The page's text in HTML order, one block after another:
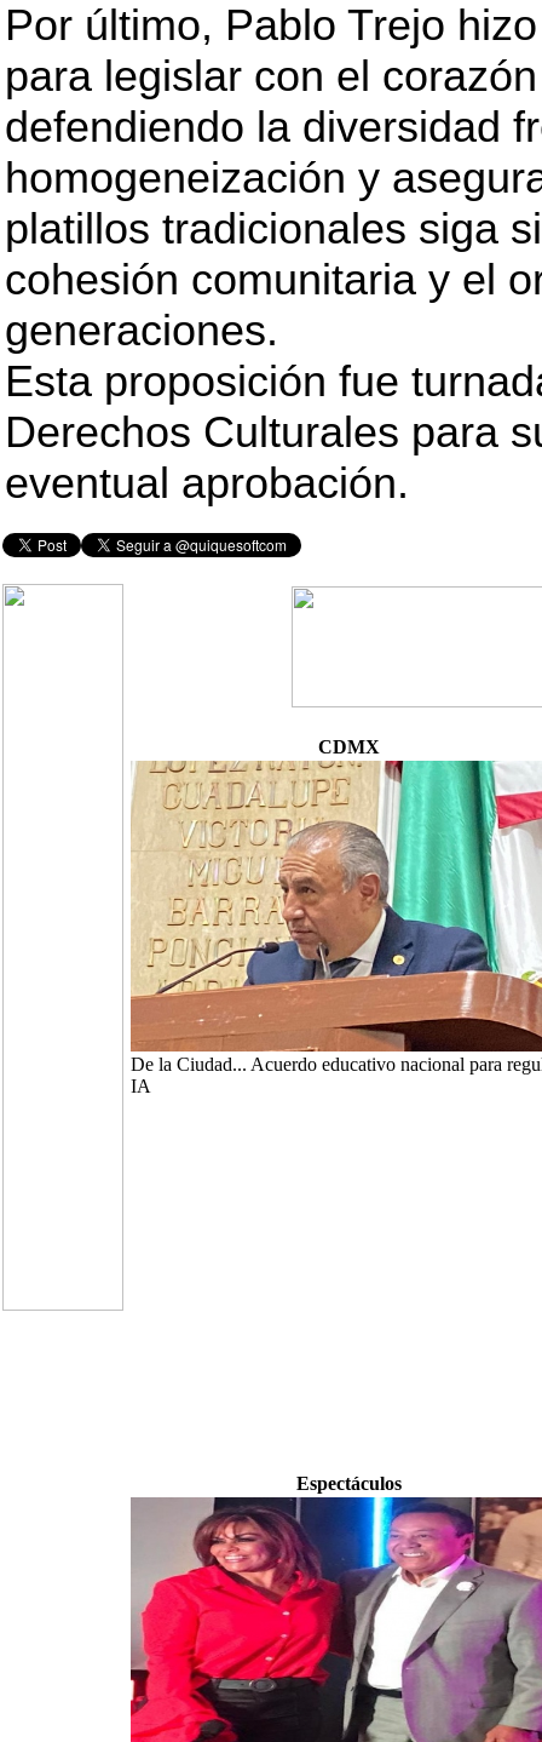
Por último, Pablo Trejo
para legislar con el
defendiendo la diversidad
homogeneización y
platillos tradicionales siga
cohesión comunitaria y el
generaciones.
Esta proposición fue
Derechos Culturales para
eventual aprobación.
CDMX
De la Ciudad... Acuerdo educativo nacional para
IA
Espectáculos